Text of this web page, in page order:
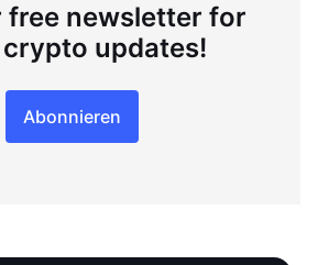
free newsletter for
updates!
Abonnieren